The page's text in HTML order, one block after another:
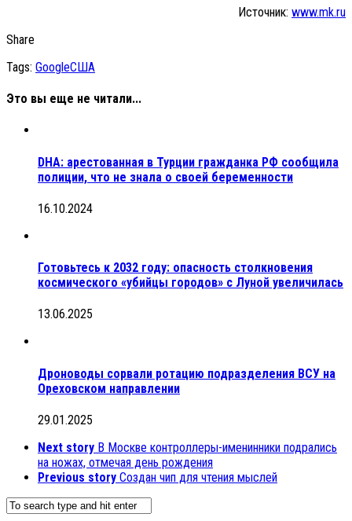
Источник: www.mk.ru
Share
Tags: GoogleСША
Это вы еще не читали...
DHA: арестованная в Турции гражданка РФ сообщила
полиции, что не знала о своей беременности
16.10.2024
Готовьтесь к 2032 году: опасность столкновения
космического «убийцы городов» с Луной увеличилась
13.06.2025
Дроноводы сорвали ротацию подразделения ВСУ на
Ореховском направлении
29.01.2025
Next story В Москве контроллеры-именинники подрались
на ножах, отмечая день рождения
Previous story Создан чип для чтения мыслей